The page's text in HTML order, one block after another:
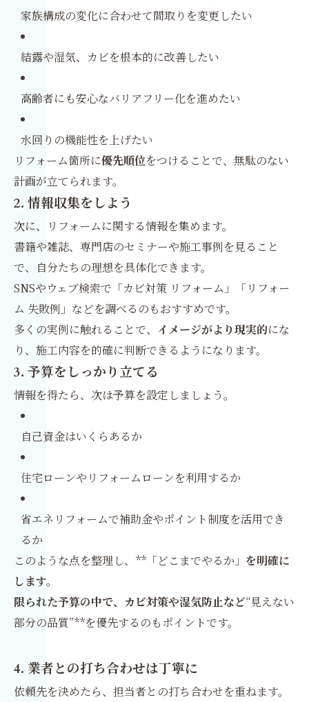
家族構成の変化に合わせて間取りを変更したい
結露や湿気、カビを根本的に改善したい
高齢者にも安心なバリアフリー化を進めたい
水回りの機能性を上げたい
リフォーム箇所に優先順位をつけることで、無駄のない
計画が立てられます。
2. 情報収集をしよう
次に、リフォームに関する情報を集めます。
書籍や雑誌、専門店のセミナーや施工事例を見ること
で、自分たちの理想を具体化できます。
SNSやウェブ検索で「カビ対策 リフォーム」「リフォー
ム 失敗例」などを調べるのもおすすめです。
多くの実例に触れることで、 イメージがより現実的にな
り、施工内容を的確に判断できるようになります。
3. 予算をしっかり立てる
情報を得たら、次は予算を設定しましょう。
自己資金はいくらあるか
住宅ローンやリフォームローンを利用するか
省エネリフォームで補助金やポイント制度を活用でき
るか
このような点を整理し、**「どこまでやるか」 を明確に
します。
限られた予算の中で、カビ対策や湿気防止など“見えない
部分の品質”**を優先するのもポイントです。
4. 業者との打ち合わせは丁寧に
依頼先を決めたら、担当者との打ち合わせを重ねます。